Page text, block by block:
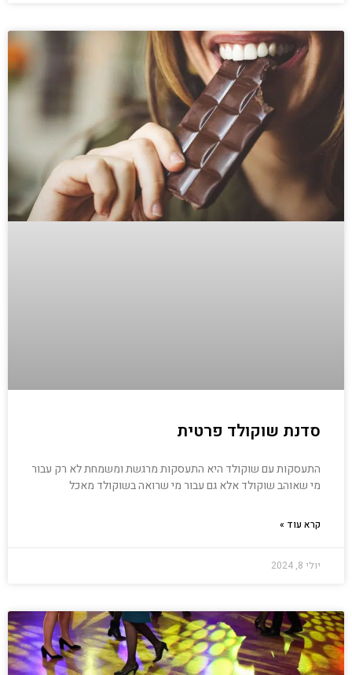
סדנת שוקולד פרטית
התעסקות עם שוקולד היא התעסקות מרגשת ומשמחת לא רק עבור
מי שאוהב שוקולד אלא גם עבור מי שרואה בשוקולד מאכל
קרא עוד »
יולי 8, 2024